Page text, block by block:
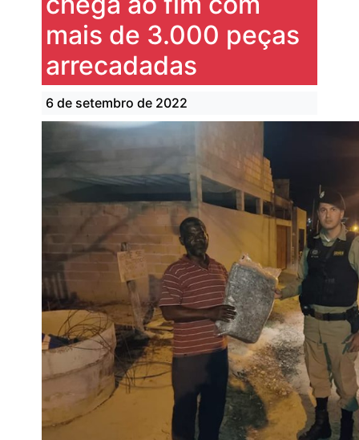
mais de 3.000 peças
arrecadadas
6 de setembro de 2022